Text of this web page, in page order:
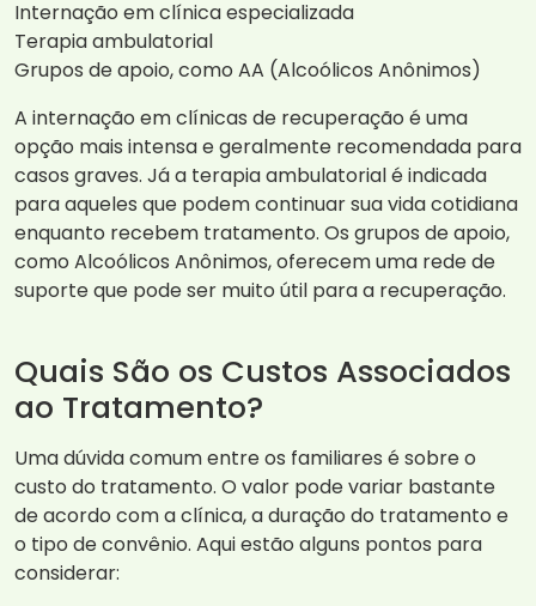
Internação em clínica especializada
Terapia ambulatorial
Grupos de apoio, como AA (Alcoólicos Anônimos)
A internação em clínicas de recuperação é uma
opção mais intensa e geralmente recomendada para
casos graves. Já a terapia ambulatorial é indicada
para aqueles que podem continuar sua vida cotidiana
enquanto recebem tratamento. Os grupos de apoio,
como Alcoólicos Anônimos, oferecem uma rede de
suporte que pode ser muito útil para a recuperação.
Quais São os Custos Associados
ao Tratamento?
Uma dúvida comum entre os familiares é sobre o
custo do tratamento. O valor pode variar bastante
de acordo com a clínica, a duração do tratamento e
o tipo de convênio. Aqui estão alguns pontos para
considerar: